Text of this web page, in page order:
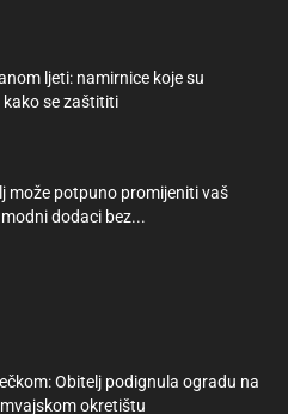
ljeti: namirnice koje su
kako se zaštititi
može potpuno promijeniti vaš
dodaci bez...
Obitelj podignula ogradu na
okretištu